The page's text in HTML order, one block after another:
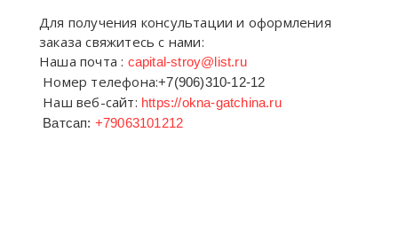
Для получения консультации и оформления
заказа свяжитесь с нами:
Наша почта : capital-stroy@list.ru
Номер телефона:+7(906)310-12-12
Наш веб-сайт: https://okna-gatchina.ru
Ватсап: +79063101212